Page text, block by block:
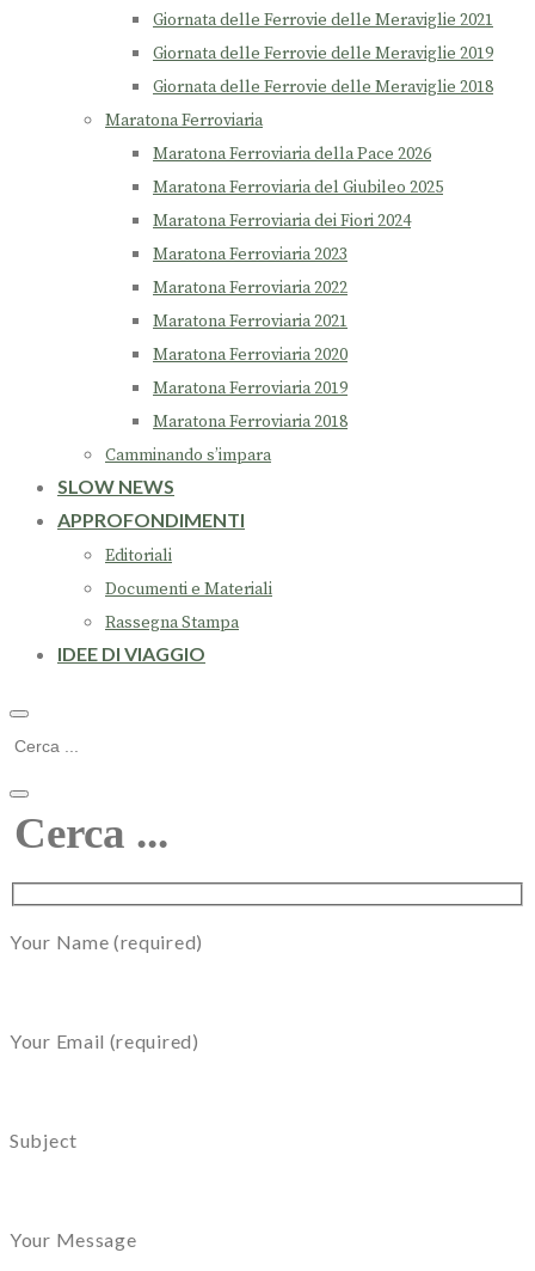
Giornata delle Ferrovie delle Meraviglie 2021
Giornata delle Ferrovie delle Meraviglie 2019
Giornata delle Ferrovie delle Meraviglie 2018
Maratona Ferroviaria
Maratona Ferroviaria della Pace 2026
Maratona Ferroviaria del Giubileo 2025
Maratona Ferroviaria dei Fiori 2024
Maratona Ferroviaria 2023
Maratona Ferroviaria 2022
Maratona Ferroviaria 2021
Maratona Ferroviaria 2020
Maratona Ferroviaria 2019
Maratona Ferroviaria 2018
Camminando s’impara
SLOW NEWS
APPROFONDIMENTI
Editoriali
Documenti e Materiali
Rassegna Stampa
IDEE DI VIAGGIO
Your Name (required)
Your Email (required)
Subject
Your Message